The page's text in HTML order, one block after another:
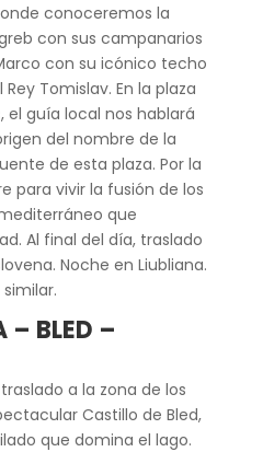
conoceremos la
con sus campanarios
con su icónico techo
Tomislav. En la plaza
el guía local nos hablará
del nombre de la
de esta plaza. Por la
para vivir la fusión de los
que
Al final del día, traslado
Noche en Liubliana.
similar.
– BLED –
a la zona de los
Castillo de Bled,
que domina el lago.